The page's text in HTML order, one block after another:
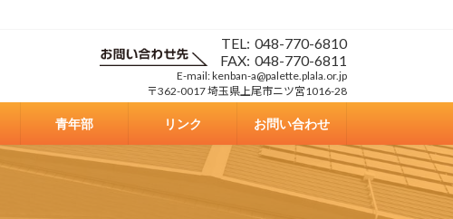
TEL: 048-770-6810
FAX: 048-770-6811
E-mail: kenban-a@palette.plala.or.jp
〒362-0017 埼玉県上尾市ニツ宮1016-28
青年部 リンク お問い合わせ